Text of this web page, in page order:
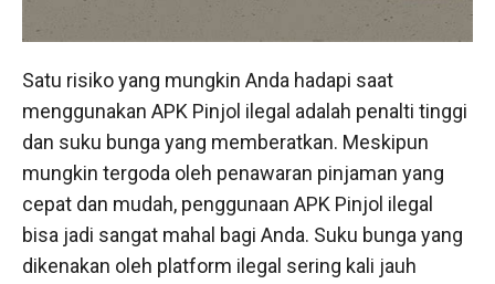
Satu risiko yang mungkin Anda hadapi saat
menggunakan APK Pinjol ilegal adalah penalti tinggi
dan suku bunga yang memberatkan. Meskipun
mungkin tergoda oleh penawaran pinjaman yang
cepat dan mudah, penggunaan APK Pinjol ilegal
bisa jadi sangat mahal bagi Anda. Suku bunga yang
dikenakan oleh platform ilegal sering kali jauh